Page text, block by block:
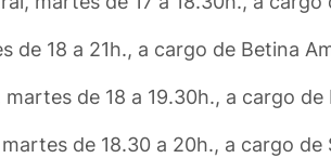
de 18 a 21h., a cargo de Betina
martes de 18 a 19.30h., a cargo
de 18.30 a 20h., a cargo de